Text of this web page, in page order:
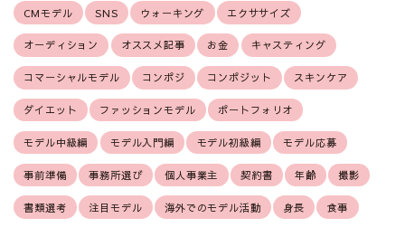
CMモデル SNS ウォーキング エクササイズ
オーディション オススメ記事 お金 キャスティング
コマーシャルモデル コンポジ コンポジット スキンケア
ダイエット ファッションモデル ポートフォリオ
モデル中級編 モデル入門編 モデル初級編 モデル応募
事前準備 事務所選び 個人事業主 契約書 年齢 撮影
書類選考 注目モデル 海外でのモデル活動 身長 食事